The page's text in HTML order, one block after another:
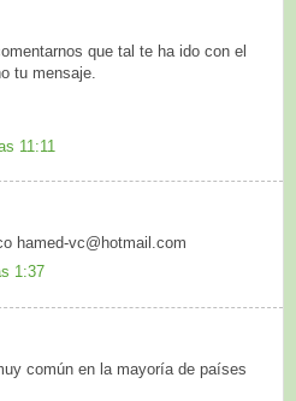
que tal te ha ido con el
tu mensaje.
11:11
hamed-vc@hotmail.com
1:37
común en la mayoría de países